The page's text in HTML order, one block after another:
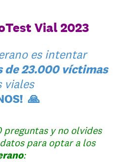
Vial 2023
es intentar
de 23.000 víctimas
viales
🙏
preguntas y no olvides
para optar a los
: